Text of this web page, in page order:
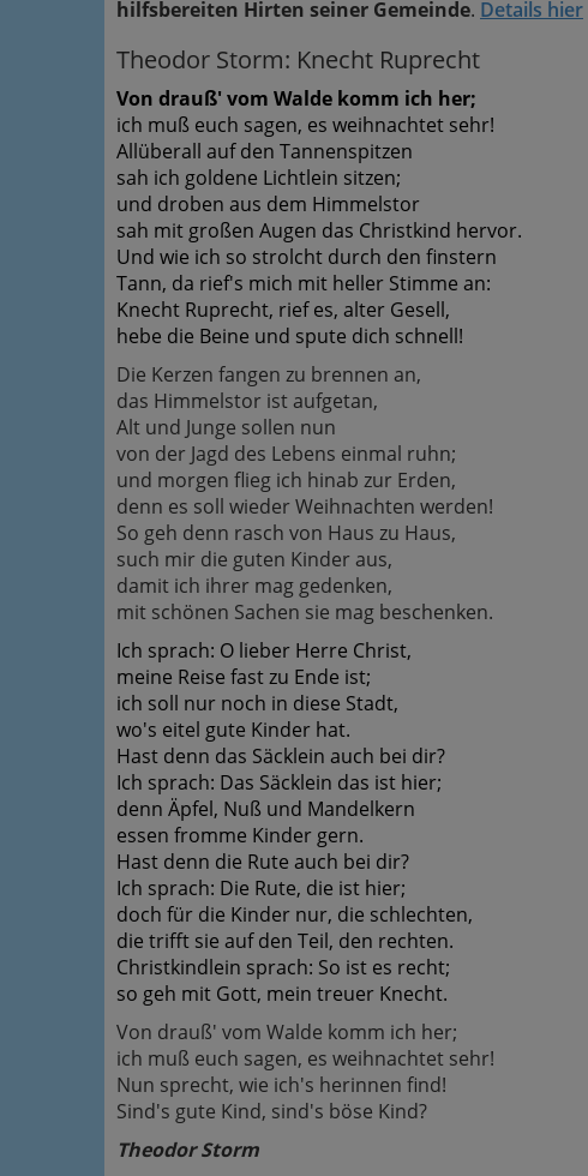
hilfsbereiten Hirten seiner Gemeinde. Details hier
Theodor Storm: Knecht Ruprecht
Von drauß' vom Walde komm ich her;
ich muß euch sagen, es weihnachtet sehr!
Allüberall auf den Tannenspitzen
sah ich goldene Lichtlein sitzen;
und droben aus dem Himmelstor
sah mit großen Augen das Christkind hervor.
Und wie ich so strolcht durch den finstern
Tann, da rief's mich mit heller Stimme an:
Knecht Ruprecht, rief es, alter Gesell,
hebe die Beine und spute dich schnell!
Die Kerzen fangen zu brennen an,
das Himmelstor ist aufgetan,
Alt und Junge sollen nun
von der Jagd des Lebens einmal ruhn;
und morgen flieg ich hinab zur Erden,
denn es soll wieder Weihnachten werden!
So geh denn rasch von Haus zu Haus,
such mir die guten Kinder aus,
damit ich ihrer mag gedenken,
mit schönen Sachen sie mag beschenken.
Ich sprach: O lieber Herre Christ,
meine Reise fast zu Ende ist;
ich soll nur noch in diese Stadt,
wo's eitel gute Kinder hat.
Hast denn das Säcklein auch bei dir?
Ich sprach: Das Säcklein das ist hier;
denn Äpfel, Nuß und Mandelkern
essen fromme Kinder gern.
Hast denn die Rute auch bei dir?
Ich sprach: Die Rute, die ist hier;
doch für die Kinder nur, die schlechten,
die trifft sie auf den Teil, den rechten.
Christkindlein sprach: So ist es recht;
so geh mit Gott, mein treuer Knecht.
Von drauß' vom Walde komm ich her;
ich muß euch sagen, es weihnachtet sehr!
Nun sprecht, wie ich's herinnen find!
Sind's gute Kind, sind's böse Kind?
Theodor Storm